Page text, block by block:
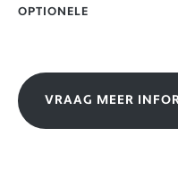
OPTIONELE
VRAAG MEER